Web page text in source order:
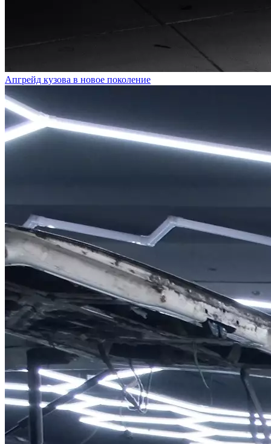
Апгрейд кузова в новое поколение